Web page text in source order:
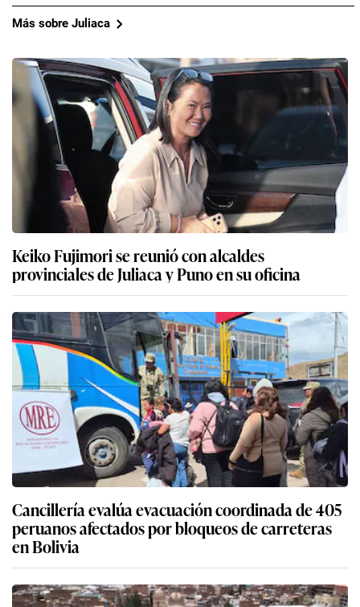
Más sobre Juliaca
Keiko Fujimori se reunió con alcaldes
provinciales de Juliaca y Puno en su oficina
Cancillería evalúa evacuación coordinada de 405
peruanos afectados por bloqueos de carreteras
en Bolivia